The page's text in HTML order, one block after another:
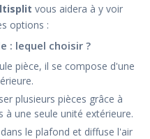
vous aidera à y voir
options :
: lequel choisir ?
pièce, il se compose d'une
plusieurs pièces grâce à
à une seule unité extérieure.
le plafond et diffuse l'air